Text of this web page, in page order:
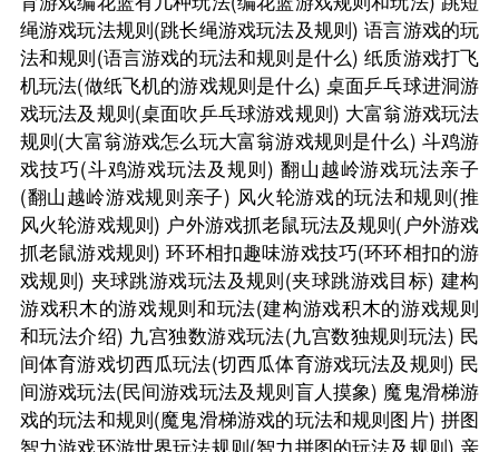
绳游戏玩法规则(跳长绳游戏玩法及规则) 语言游戏的玩
法和规则(语言游戏的玩法和规则是什么) 纸质游戏打飞
机玩法(做纸飞机的游戏规则是什么) 桌面乒乓球进洞游
戏玩法及规则(桌面吹乒乓球游戏规则) 大富翁游戏玩法
规则(大富翁游戏怎么玩大富翁游戏规则是什么) 斗鸡游
戏技巧(斗鸡游戏玩法及规则) 翻山越岭游戏玩法亲子
(翻山越岭游戏规则亲子) 风火轮游戏的玩法和规则(推
风火轮游戏规则) 户外游戏抓老鼠玩法及规则(户外游戏
抓老鼠游戏规则) 环环相扣趣味游戏技巧(环环相扣的游
戏规则) 夹球跳游戏玩法及规则(夹球跳游戏目标) 建构
游戏积木的游戏规则和玩法(建构游戏积木的游戏规则
和玩法介绍) 九宫独数游戏玩法(九宫数独规则玩法) 民
间体育游戏切西瓜玩法(切西瓜体育游戏玩法及规则) 民
间游戏玩法(民间游戏玩法及规则盲人摸象) 魔鬼滑梯游
戏的玩法和规则(魔鬼滑梯游戏的玩法和规则图片) 拼图
智力游戏环游世界玩法规则(智力拼图的玩法及规则) 亲